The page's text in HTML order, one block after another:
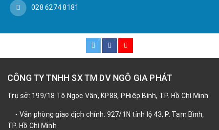
028 6274 8181
CÔNG TY TNHH SX TM DV NGÔ GIA PHÁT
Trụ sở: 199/18 Tô Ngọc Vân, KP88, P.Hiệp Bình, TP. Hồ Chí Minh
- Văn phòng giao dịch chính: 927/1N tỉnh lộ 43, P. Tam Bình,
TP. Hồ Chí Minh